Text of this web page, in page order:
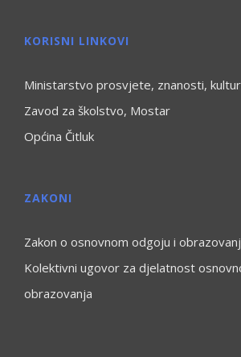
KORISNI LINKOVI
Ministarstvo prosvjete, znanosti,
Zavod za školstvo, Mostar
Općina Čitluk
ZAKONI
Zakon o osnovnom odgoju i
Kolektivni ugovor za djelatnost
obrazovanja